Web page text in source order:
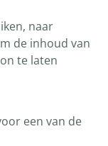
naar
de inhoud van
te laten
een van de